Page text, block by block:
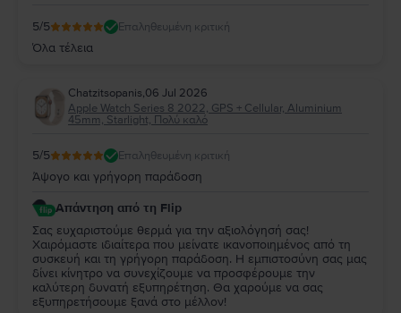
5/5 Επαληθευμένη κριτική
Όλα τέλεια
Chatzitsopanis,06 Jul 2026
Apple Watch Series 8 2022, GPS + Cellular, Aluminium
45mm, Starlight, Πολύ καλό
5/5 Επαληθευμένη κριτική
Άψογο και γρήγορη παράδοση
Απάντηση από τη Flip
Σας ευχαριστούμε θερμά για την αξιολόγησή σας!
Χαιρόμαστε ιδιαίτερα που μείνατε ικανοποιημένος από τη
συσκευή και τη γρήγορη παράδοση. Η εμπιστοσύνη σας μας
δίνει κίνητρο να συνεχίζουμε να προσφέρουμε την
καλύτερη δυνατή εξυπηρέτηση. Θα χαρούμε να σας
εξυπηρετήσουμε ξανά στο μέλλον!